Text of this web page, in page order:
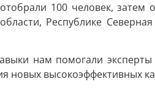
100 человек,
Республике
нам помогали
новых высокоэффективных